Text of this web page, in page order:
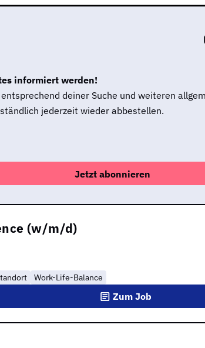
informiert werden!
deiner Suche und weiteren
jederzeit wieder abbestellen.
(w/m/d)
Work-Life-Balance
Zum Job